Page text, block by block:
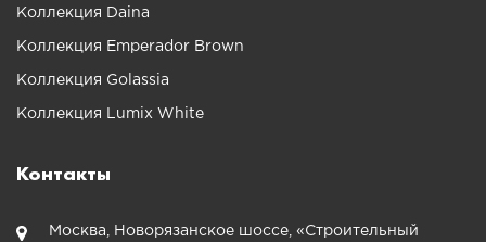
Коллекция Daina
Коллекция Emperador Brown
Коллекция Golassia
Коллекция Lumix White
Контакты
Москва, Новорязанское шоссе, «Строительный